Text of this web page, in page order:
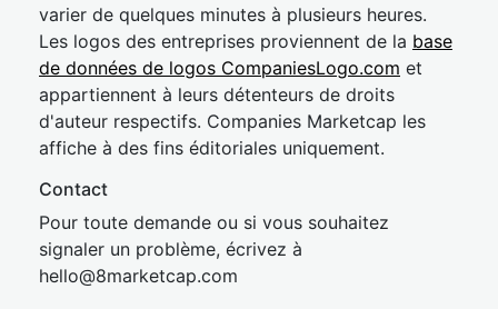
varier de quelques minutes à plusieurs heures.
Les logos des entreprises proviennent de la base
de données de logos CompaniesLogo.com et
appartiennent à leurs détenteurs de droits
d'auteur respectifs. Companies Marketcap les
affiche à des fins éditoriales uniquement.
Contact
Pour toute demande ou si vous souhaitez
signaler un problème, écrivez à
hello@8marketcap.com